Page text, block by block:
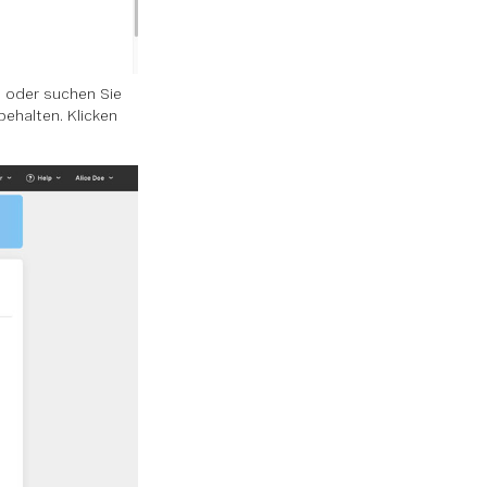
suchen Sie
Klicken